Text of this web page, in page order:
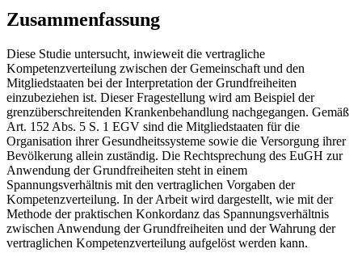
Zusammenfassung
Diese Studie untersucht, inwieweit die vertragliche
Kompetenzverteilung zwischen der Gemeinschaft und den
Mitgliedstaaten bei der Interpretation der Grundfreiheiten
einzubeziehen ist. Dieser Fragestellung wird am Beispiel der
grenzüberschreitenden Krankenbehandlung nachgegangen. Gemäß
Art. 152 Abs. 5 S. 1 EGV sind die Mitgliedstaaten für die
Organisation ihrer Gesundheitssysteme sowie die Versorgung ihrer
Bevölkerung allein zuständig. Die Rechtsprechung des EuGH zur
Anwendung der Grundfreiheiten steht in einem
Spannungsverhältnis mit den vertraglichen Vorgaben der
Kompetenzverteilung. In der Arbeit wird dargestellt, wie mit der
Methode der praktischen Konkordanz das Spannungsverhältnis
zwischen Anwendung der Grundfreiheiten und der Wahrung der
vertraglichen Kompetenzverteilung aufgelöst werden kann.